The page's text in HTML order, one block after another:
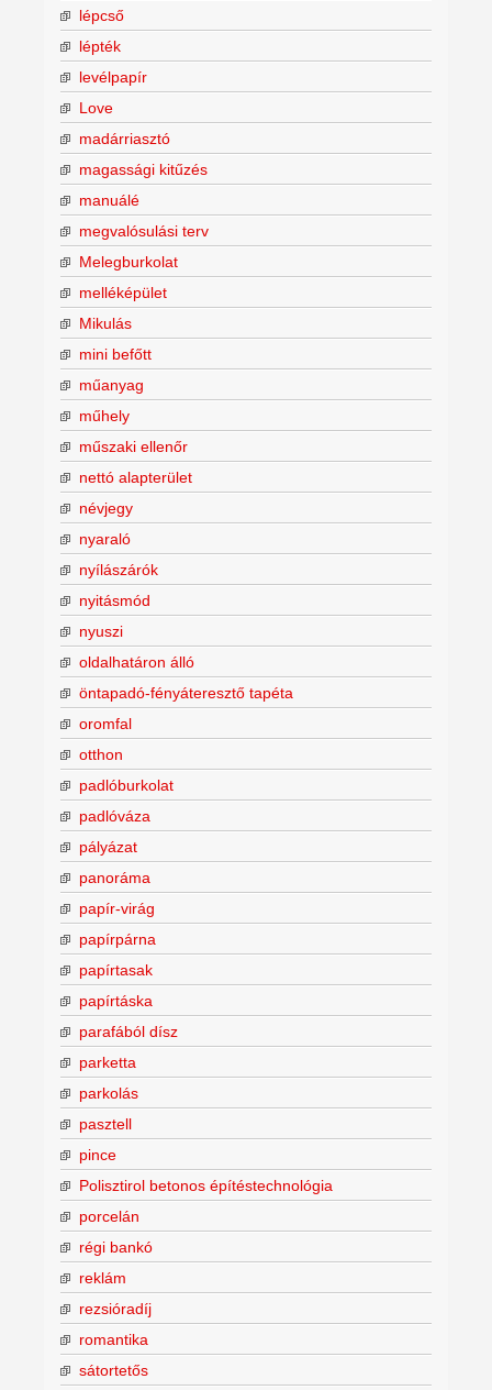
lépcső
lépték
levélpapír
Love
madárriasztó
magassági kitűzés
manuálé
megvalósulási terv
Melegburkolat
melléképület
Mikulás
mini befőtt
műanyag
műhely
műszaki ellenőr
nettó alapterület
névjegy
nyaraló
nyílászárók
nyitásmód
nyuszi
oldalhatáron álló
öntapadó-fényáteresztő tapéta
oromfal
otthon
padlóburkolat
padlóváza
pályázat
panoráma
papír-virág
papírpárna
papírtasak
papírtáska
parafából dísz
parketta
parkolás
pasztell
pince
Polisztirol betonos építéstechnológia
porcelán
régi bankó
reklám
rezsióradíj
romantika
sátortetős